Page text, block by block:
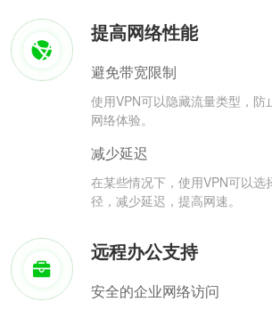
提高网络性能
避免带宽限制
使用VPN可以隐藏流量类型，防
网络体验。
减少延迟
在某些情况下，使用VPN可以选
径，减少延迟，提高网速。
远程办公支持
安全的企业网络访问